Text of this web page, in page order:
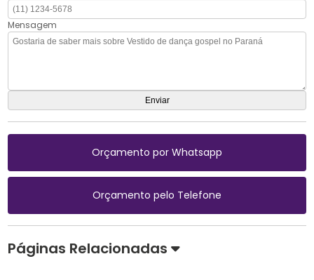
Mensagem
Orçamento por Whatsapp
Orçamento pelo Telefone
Páginas Relacionadas